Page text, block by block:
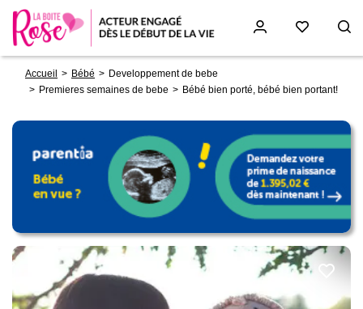
d'Ariane
Accueil Bébé
Developpement de bebe
Premieres semaines de bebe
Bébé bien porté, bébé bien portant!